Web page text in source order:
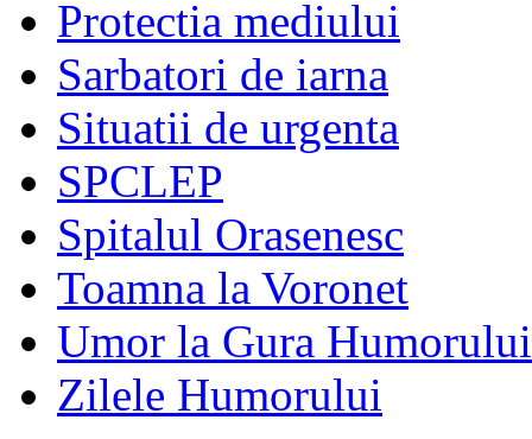
Protectia mediului
Sarbatori de iarna
Situatii de urgenta
SPCLEP
Spitalul Orasenesc
Toamna la Voronet
Umor la Gura Humorului
Zilele Humorului